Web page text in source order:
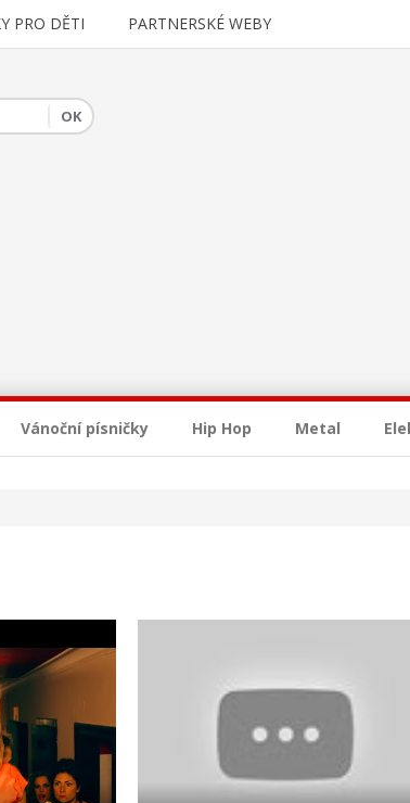
PRO DĚTI PARTNERSKÉ WEBY
Vánoční písničky Hip Hop Metal